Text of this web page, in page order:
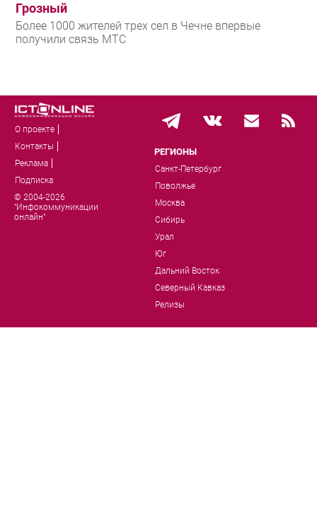
Грозный
Более 1000 жителей трех сел в Чечне впервые
получили связь МТС
О проекте
Контакты
Реклама
Подписка
© 2004-2026
"Инфокоммуникации
онлайн"
РЕГИОНЫ
Санкт-Петербург
Поволжье
Москва
Сибирь
Урал
Юг
Дальний Восток
Северный Кавказ
Релизы